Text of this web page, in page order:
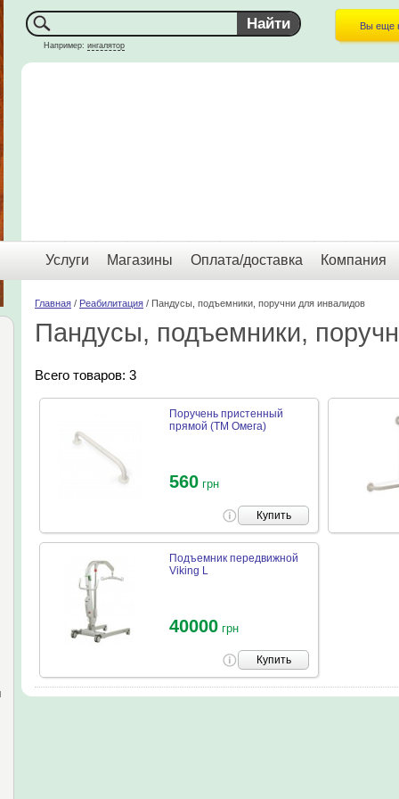
Например: ингалятор
Вы еще
Услуги Магазины Оплата/доставка Компания
Главная / Реабилитация / Пандусы, подъемники, поручни для инвалидов
Пандусы, подъемники,
Всего товаров: 3
Поручень пристенный
прямой (ТМ Омега)
560 грн
Купить
Подъемник передвижной
Viking L
40000 грн
Купить